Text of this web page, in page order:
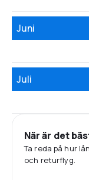
Juni
Juli
När är det
Ta reda på hur
och returflyg.